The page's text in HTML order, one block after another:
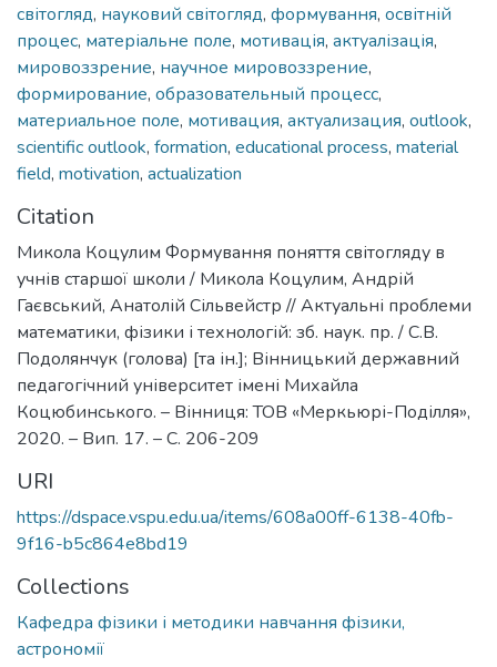
світогляд, науковий світогляд, формування, освітній
процес, матеріальне поле, мотивація, актуалізація,
мировоззрение, научное мировоззрение,
формирование, образовательный процесс,
материальное поле, мотивация, актуализация, outlook,
scientific outlook, formation, educational process, material
field, motivation, actualization
Citation
Микола Коцулим Формування поняття світогляду в
учнів старшої школи / Микола Коцулим, Андрій
Гаєвський, Анатолій Сільвейстр // Актуальні проблеми
математики, фізики і технологій: зб. наук. пр. / С.В.
Подолянчук (голова) [та ін.]; Вінницький державний
педагогічний університет імені Михайла
Коцюбинського. – Вінниця: ТОВ «Меркьюрі-Поділля»,
2020. – Вип. 17. – С. 206-209
URI
https://dspace.vspu.edu.ua/items/608a00ff-6138-40fb-
9f16-b5c864e8bd19
Collections
Кафедра фізики і методики навчання фізики,
астрономії